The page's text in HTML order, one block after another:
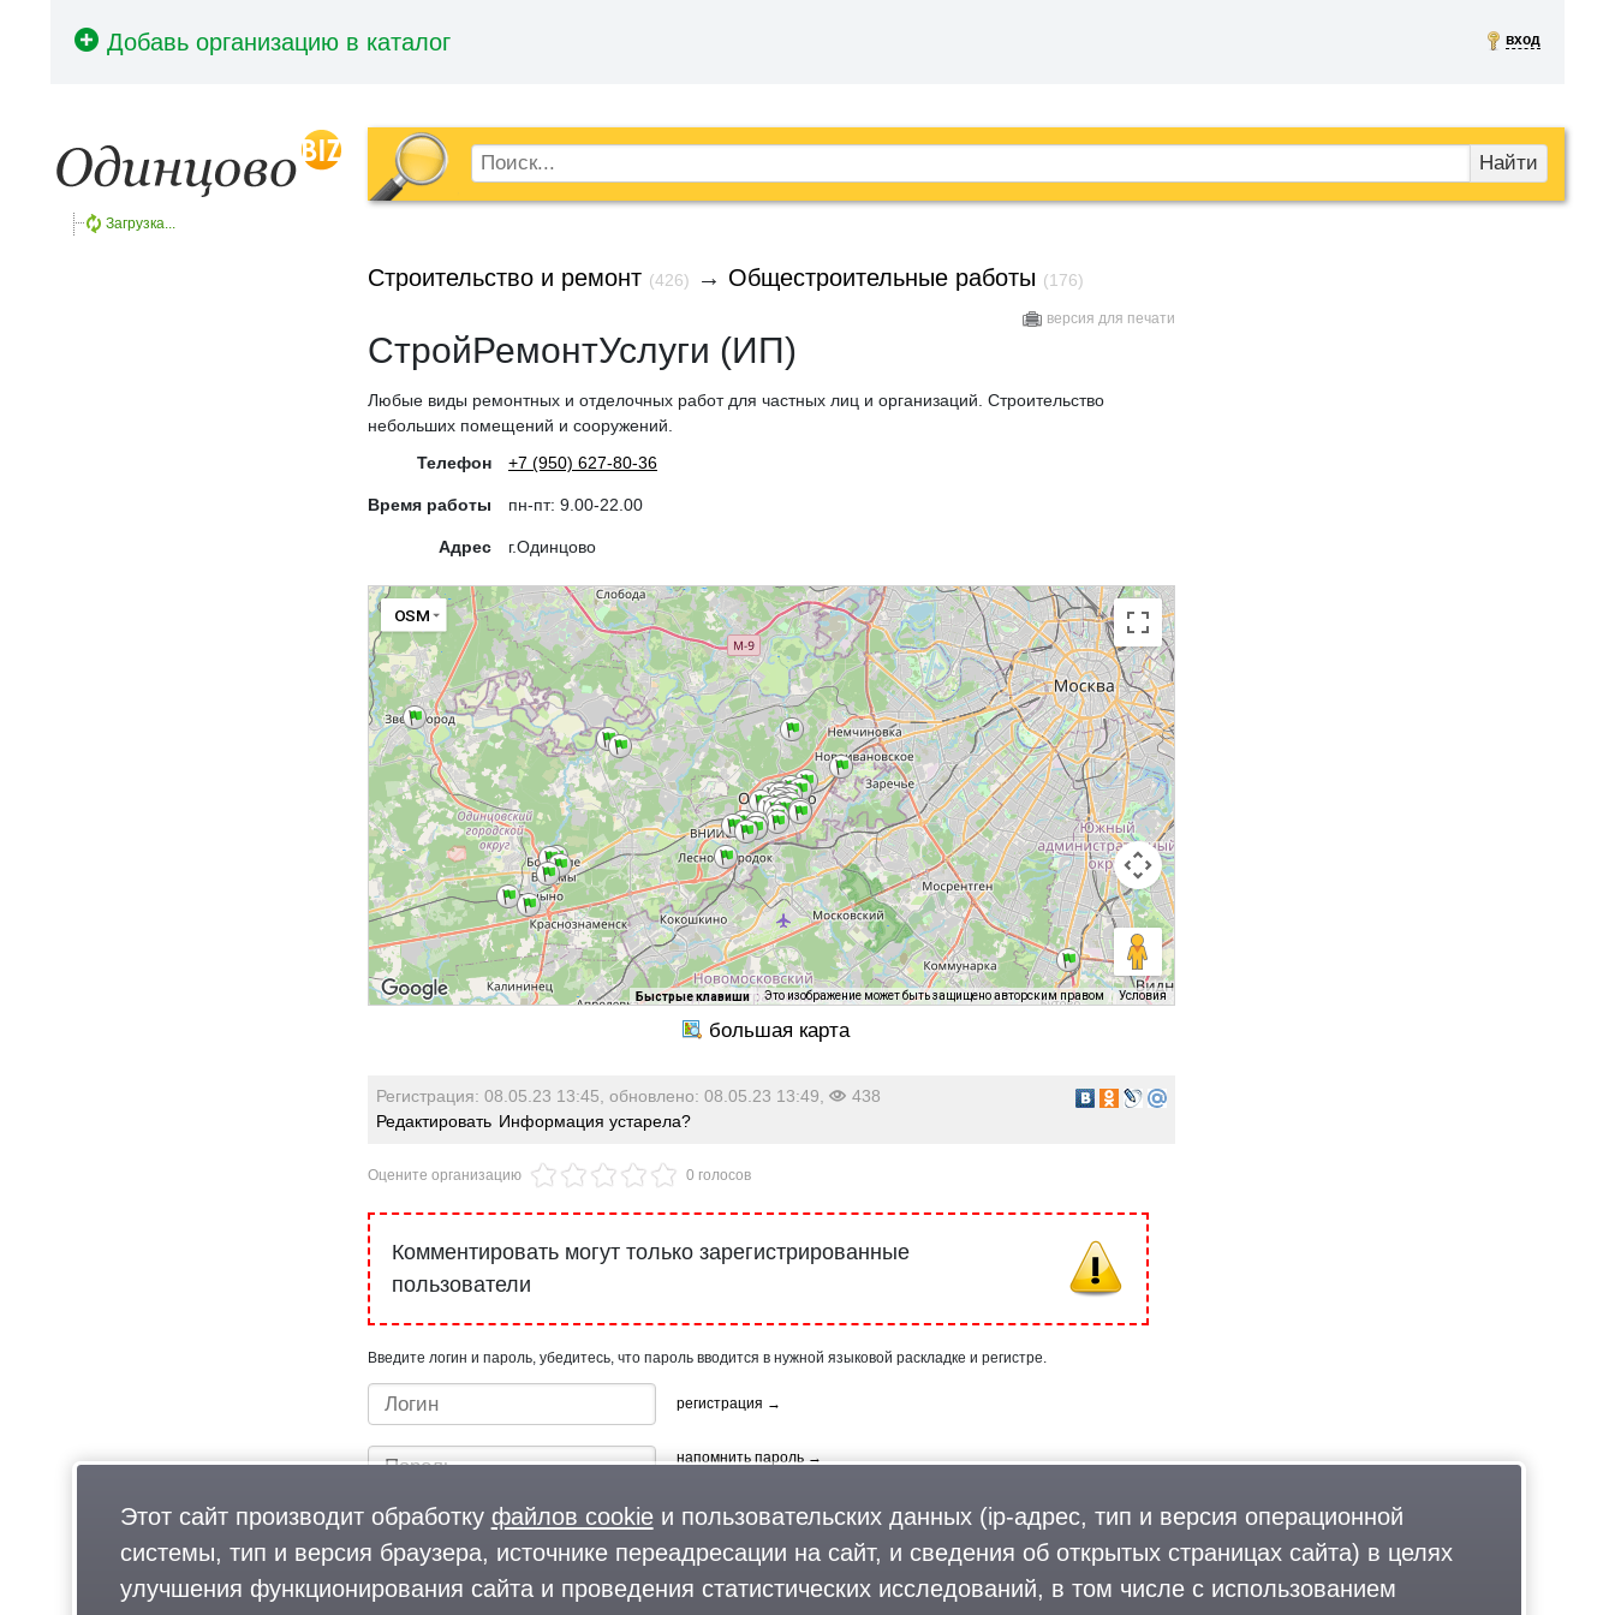
вход
Найти
Загрузка...
Строительство и ремонт (426) → Общестроительные работы (176)
версия для печати
СтройРемонтУслуги (ИП)
Любые виды ремонтных и отделочных работ для частных лиц и организаций. Строительство
небольших помещений и сооружений.
Телефон
+7 (950) 627-80-36
Время работы пн-пт: 9.00-22.00
Адрес г.Одинцово
OSM
Быстрые клавиши Это изображение может быть защищено авторским правом Условия
Регистрация: 08.05.23 13:45, обновлено: 08.05.23 13:49,
438
Редактировать Информация устарела?
Оцените организацию 0 голосов
Комментировать могут только зарегистрированные
пользователи
Введите логин и пароль, убедитесь, что пароль вводится в нужной языковой раскладке и регистре.
регистрация →
напомнить пароль →
Этот сайт производит обработку файлов cookieи пользовательских данных (ip-адрес, тип и версия операционной
системы, тип и версия браузера, источнике переадресации на сайт, и сведения об открытых страницах сайта) в целях
улучшения функционирования сайта и проведения статистических исследований, в том числе с использованием